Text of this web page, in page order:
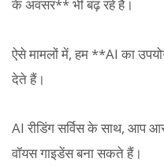
के अवसर** भी बढ़ रहे हैं।
ऐसे मामलों में, हम **AI का
देते हैं।
AI रीडिंग सर्विस के साथ, आप
वॉयस गाइडेंस बना सकते हैं।